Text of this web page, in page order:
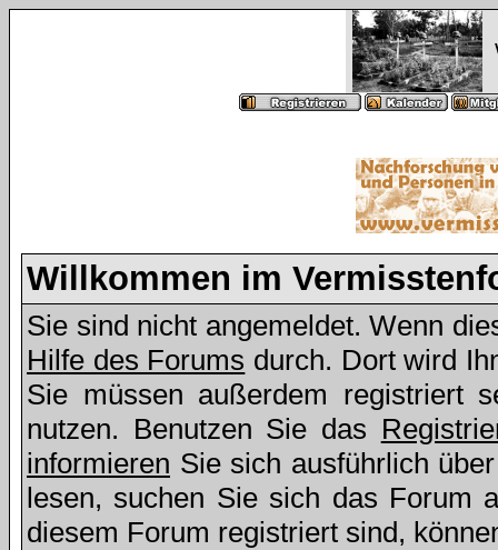
Willkommen im
Sie sind nicht angemeldet. Wenn
Hilfe des Forums durch. Dort wird
Sie müssen außerdem registriert
nutzen. Benutzen Sie das
informieren Sie sich ausführlich
lesen, suchen Sie sich das Forum
diesem Forum registriert sind,